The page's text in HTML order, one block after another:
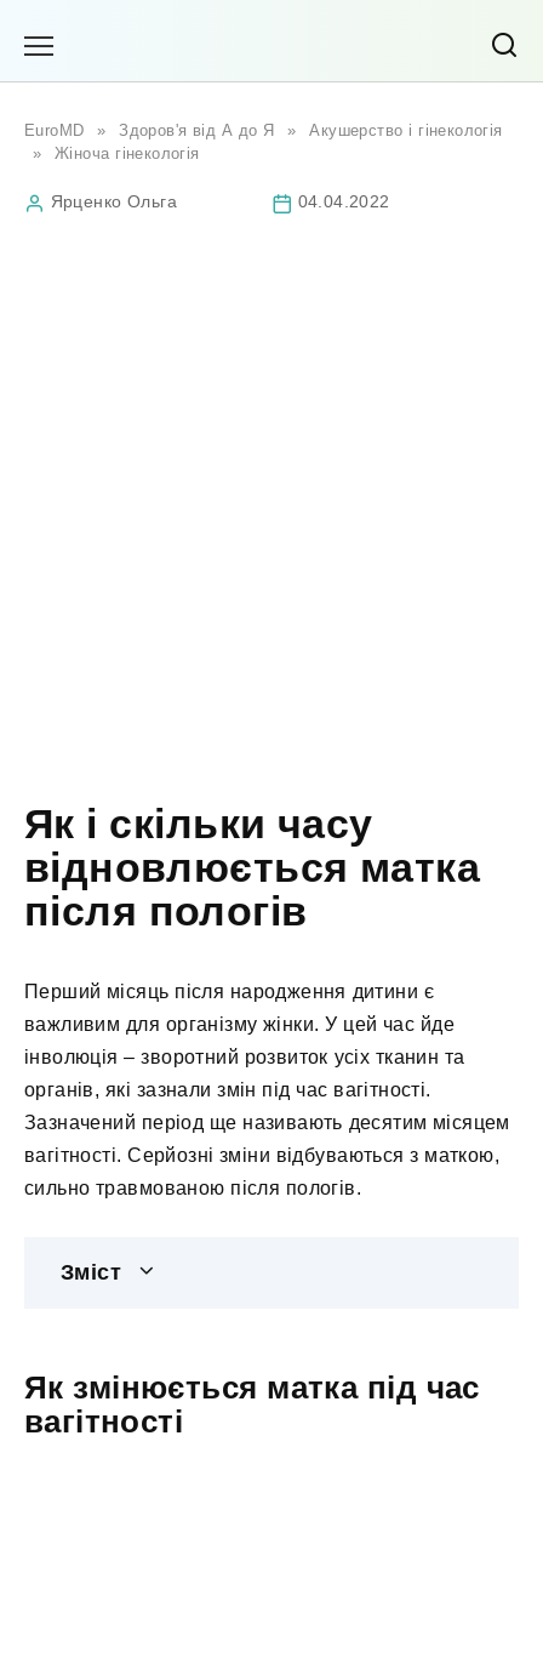
EuroMD » Здоров'я від А до Я »
Акушерство і гінекологія
»
Жіноча гінекологія
Ярценко Ольга 04.04.2022
Як і скільки часу
відновлюється матка
після пологів
Перший місяць після народження дитини є
важливим для організму жінки. У цей час йде
інволюція – зворотний розвиток усіх тканин та
органів, які зазнали змін під час вагітності.
Зазначений період ще називають десятим місяцем
вагітності. Серйозні зміни відбуваються з маткою,
сильно травмованою після пологів.
Зміст
Як змінюється матка під час
вагітності